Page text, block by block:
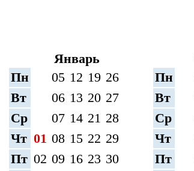
Январь
Пн
05 12 19 26
Вт
06 13 20 27
Ср
07 14 21 28
Чт 01 08 15 22 29
Пт 02 09 16 23 30
Пн
Вт
Ср
Чт
Пт